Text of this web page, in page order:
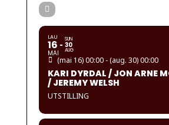
LAU
16
MAI
SUN
30
AUG
(mai 16) 00:00 - (aug. 30) 00:00
KARI DYRDAL / JON ARNE
/ JEREMY WELSH
UTSTILLING